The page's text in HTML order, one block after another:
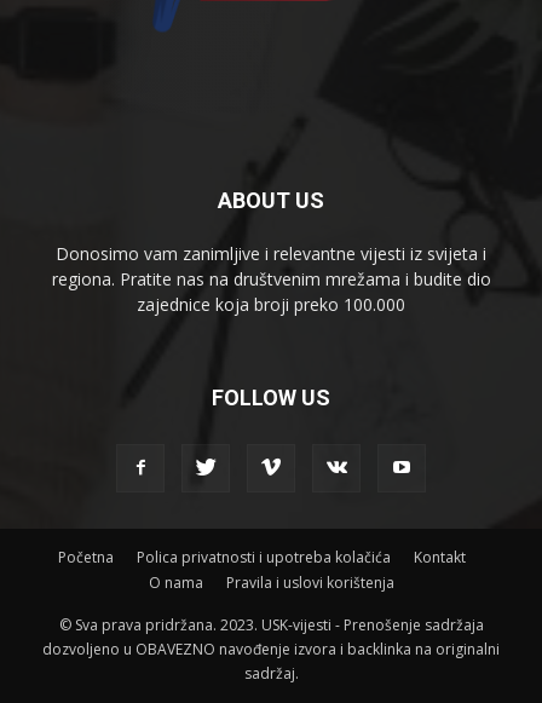
ABOUT US
Donosimo vam zanimljive i relevantne vijesti iz svijeta i
regiona. Pratite nas na društvenim mrežama i budite dio
zajednice koja broji preko 100.000
FOLLOW US
Početna Polica privatnosti i upotreba kolačića
Kontakt
O nama
Pravila i uslovi korištenja
© Sva prava pridržana. 2023. USK-vijesti - Prenošenje sadržaja
dozvoljeno u OBAVEZNO navođenje izvora i backlinka na originalni
sadržaj.